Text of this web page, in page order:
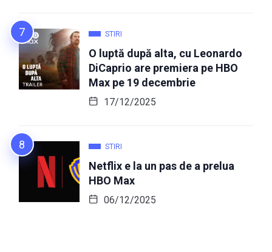
STIRI
O luptă după alta, cu Leonardo
DiCaprio are premiera pe HBO
Max pe 19 decembrie
17/12/2025
STIRI
Netflix e la un pas de a prelua
HBO Max
06/12/2025